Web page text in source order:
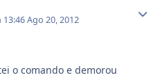
13:46Ago 20, 2012
o comando e demorou